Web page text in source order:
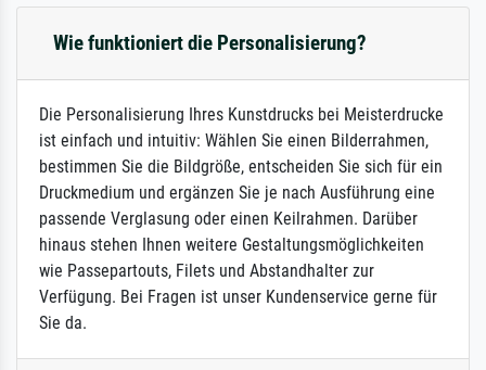
Wie funktioniert die Personalisierung?
Die Personalisierung Ihres Kunstdrucks bei Meisterdrucke
ist einfach und intuitiv: Wählen Sie einen Bilderrahmen,
bestimmen Sie die Bildgröße, entscheiden Sie sich für ein
Druckmedium und ergänzen Sie je nach Ausführung eine
passende Verglasung oder einen Keilrahmen. Darüber
hinaus stehen Ihnen weitere Gestaltungsmöglichkeiten
wie Passepartouts, Filets und Abstandhalter zur
Verfügung. Bei Fragen ist unser Kundenservice gerne für
Sie da.